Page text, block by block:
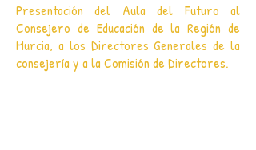
Presentación del Aula del Futuro al
Consejero de Educación de la Región de
Murcia, a los Directores Generales de la
consejería y a la Comisión de Directores.